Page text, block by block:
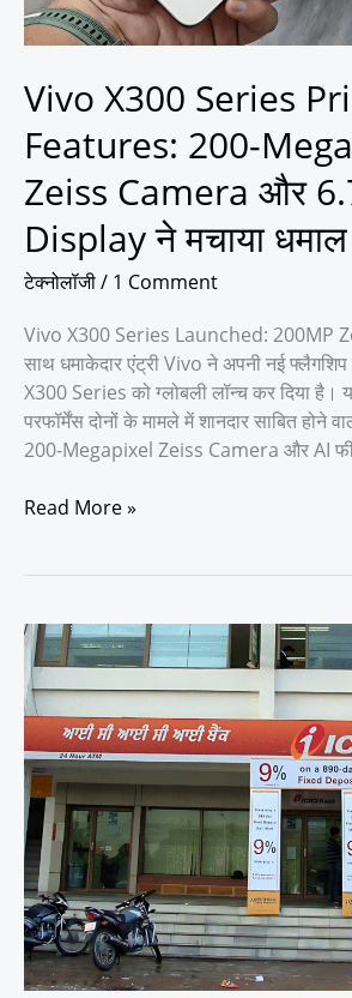
Vivo X300 Series
Features: 200-
Zeiss Camera और
Display ने मचाया धमाल
टेक्नोलॉजी/ 1 Comment
Vivo X300 Series Launched: 200MP
साथ धमाकेदार एंट्री Vivo ने अपनी नई फ्लैगशिप
X300 Series को ग्लोबली लॉन्च कर दिया है।
परफॉर्मेंस दोनों के मामले में शानदार साबित होने
200-Megapixel Zeiss Camera और AI
Zeiss
Camera
6.78-
इंच
Display
ने
धमाल
Read More »
GST
से
लेकर
बैंक
तक,
1
नवंबर
से
बदल
गए
हैं
7
नियम,